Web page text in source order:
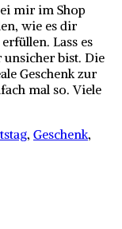
mir im Shop
wie es dir
Lass es
unsicher bist. Die
Geschenk zur
mal so. Viele
, Geschenk,